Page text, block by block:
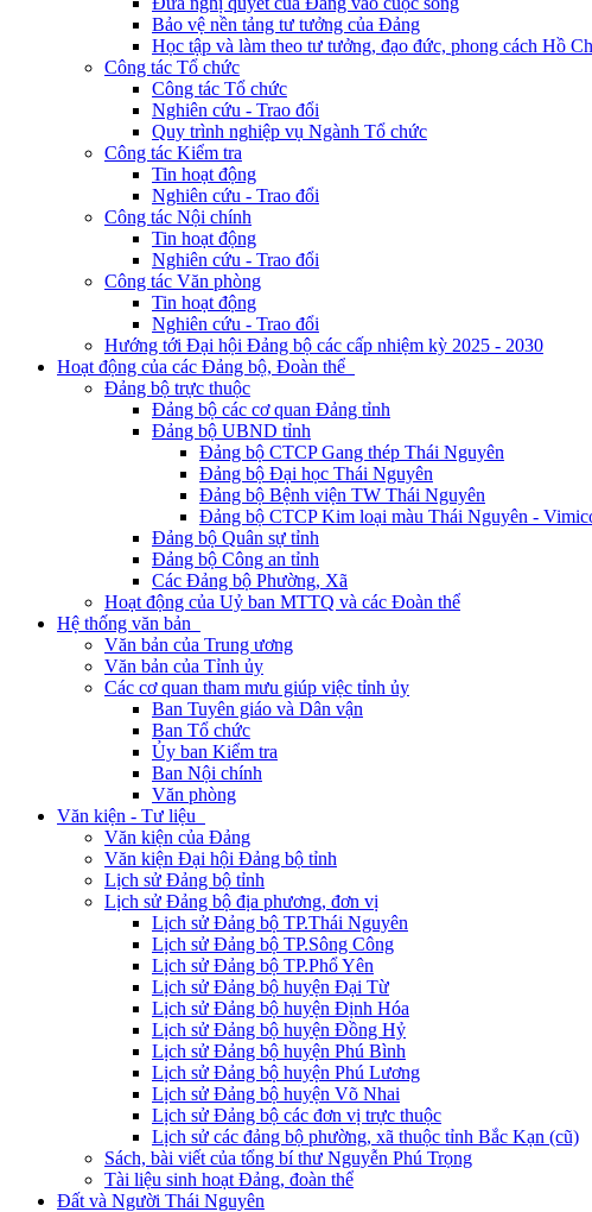
Bảo vệ nền tảng tư tưởng của Đảng
Học tập và làm theo tư tưởng, đạo đức, phong cách Hồ
Công tác Tổ chức
Công tác Tổ chức
Nghiên cứu - Trao đổi
Quy trình nghiệp vụ Ngành Tổ chức
Công tác Kiểm tra
Tin hoạt động
Nghiên cứu - Trao đổi
Công tác Nội chính
Tin hoạt động
Nghiên cứu - Trao đổi
Công tác Văn phòng
Tin hoạt động
Nghiên cứu - Trao đổi
Hướng tới Đại hội Đảng bộ các cấp nhiệm kỳ 2025 - 2030
Hoạt động của các Đảng bộ, Đoàn thể
Đảng bộ trực thuộc
Đảng bộ các cơ quan Đảng tỉnh
Đảng bộ UBND tỉnh
Đảng bộ CTCP Gang thép Thái Nguyên
Đảng bộ Đại học Thái Nguyên
Đảng bộ Bệnh viện TW Thái Nguyên
Đảng bộ CTCP Kim loại màu Thái Nguyên -
Đảng bộ Quân sự tỉnh
Đảng bộ Công an tỉnh
Các Đảng bộ Phường, Xã
Hoạt động của Uỷ ban MTTQ và các Đoàn thể
Hệ thống văn bản
Văn bản của Trung ương
Văn bản của Tỉnh ủy
Các cơ quan tham mưu giúp việc tỉnh ủy
Ban Tuyên giáo và Dân vận
Ban Tổ chức
Ủy ban Kiểm tra
Ban Nội chính
Văn phòng
Văn kiện - Tư liệu
Văn kiện của Đảng
Văn kiện Đại hội Đảng bộ tỉnh
Lịch sử Đảng bộ tỉnh
Lịch sử Đảng bộ địa phương, đơn vị
Lịch sử Đảng bộ TP.Thái Nguyên
Lịch sử Đảng bộ TP.Sông Công
Lịch sử Đảng bộ TP.Phổ Yên
Lịch sử Đảng bộ huyện Đại Từ
Lịch sử Đảng bộ huyện Định Hóa
Lịch sử Đảng bộ huyện Đồng Hỷ
Lịch sử Đảng bộ huyện Phú Bình
Lịch sử Đảng bộ huyện Phú Lương
Lịch sử Đảng bộ huyện Võ Nhai
Lịch sử Đảng bộ các đơn vị trực thuộc
Lịch sử các đảng bộ phường, xã thuộc tỉnh Bắc Kạn (cũ)
Sách, bài viết của tổng bí thư Nguyễn Phú Trọng
Tài liệu sinh hoạt Đảng, đoàn thể
Đất và Người Thái Nguyên